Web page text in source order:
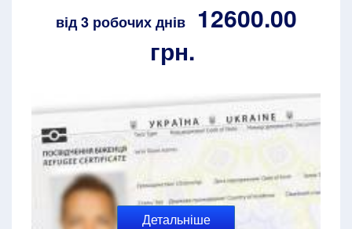
від 3 робочих днів
12600.00
грн.
Детальніше